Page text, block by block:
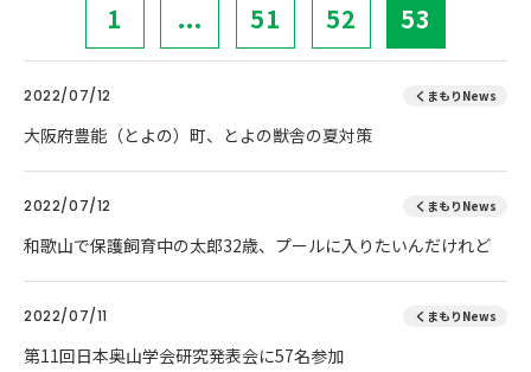
1 ... 51 52 53
2022/07/12 くまもりNews
大阪府豊能（とよの）町、とよの獣舎の夏対策
2022/07/12 くまもりNews
和歌山で保護飼育中の太郎32歳、プールに入りたいんだけれど
2022/07/11 くまもりNews
第11回日本奥山学会研究発表会に57名参加